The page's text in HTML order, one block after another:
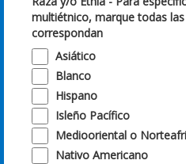
multiétnico, marque todas
correspondan
Asiático
Blanco
Hispano
Isleño Pacífico
Mediooriental o
Nativo Americano